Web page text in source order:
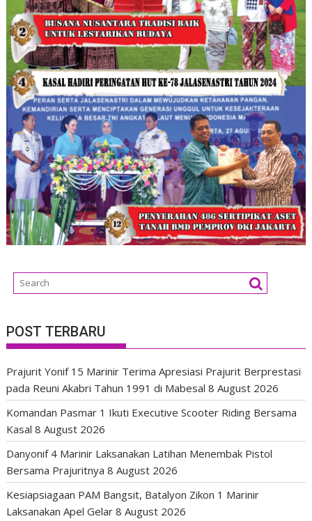
POST TERBARU
Prajurit Yonif 15 Marinir Terima Apresiasi Prajurit Berprestasi
pada Reuni Akabri Tahun 1991 di Mabesal 8 August 2026
Komandan Pasmar 1 Ikuti Executive Scooter Riding Bersama
Kasal 8 August 2026
Danyonif 4 Marinir Laksanakan Latihan Menembak Pistol
Bersama Prajuritnya 8 August 2026
Kesiapsiagaan PAM Bangsit, Batalyon Zikon 1 Marinir
Laksanakan Apel Gelar 8 August 2026